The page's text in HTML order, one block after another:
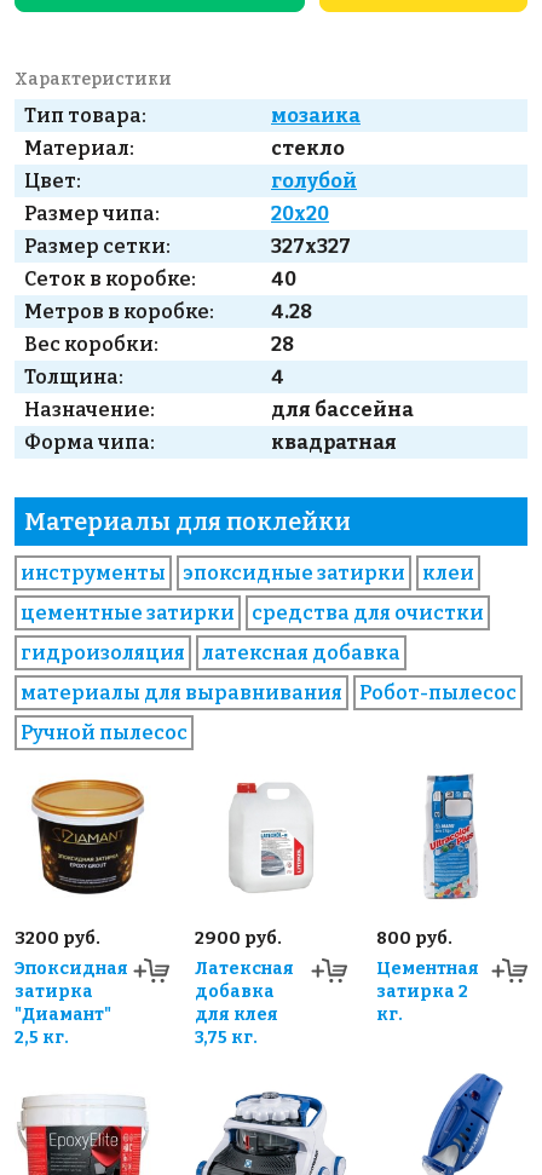
Характеристики
Тип товара:
мозаика
Материал:
стекло
Цвет:
голубой
Размер чипа:
20x20
Размер сетки:
327x327
Сеток в коробке:
40
Метров в коробке:
4.28
Вес коробки:
28
Толщина:
4
Назначение:
для бассейна
Форма чипа:
квадратная
Материалы для поклейки
инструменты эпоксидные затирки
клеи
цементные затирки
средства для очистки
гидроизоляция
латексная добавка
материалы для выравнивания
Робот-пылесос
Ручной пылесос
3200 руб.
Эпоксидная
затирка
"Диамант"
2,5 кг.
2900 руб.
Латексная
добавка
для клея
3,75 кг.
800 руб.
Цементная
затирка 2
кг.